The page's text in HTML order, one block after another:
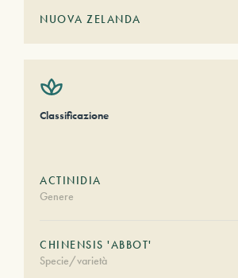
NUOVA ZELANDA
Classificazione
ACTINIDIA
Genere
CHINENSIS 'ABBOT'
Specie/varietà